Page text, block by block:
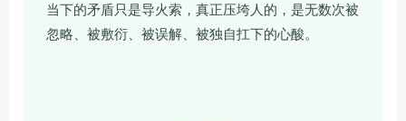
当下的矛盾只是导火索，真正压垮人的，是无数次被
忽略、被敷衍、被误解、被独自扛下的心酸。